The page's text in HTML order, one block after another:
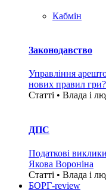
Кабмін
Законодавство
Управління
нових правил гри?
Статті • Влада i
ДПС
Податкові
Якова Вороніна
Статті • Влада i
БОРГ-review